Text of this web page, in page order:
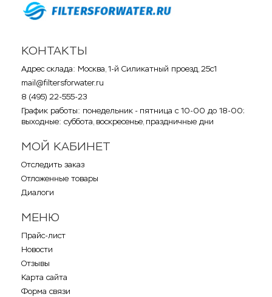
КОНТАКТЫ
Адрес склада: Москва, 1-й Силикатный проезд, 25с1
mail@filtersforwater.ru
8 (495) 22-555-23
График работы: понедельник - пятница с 10-00 до 18-00;
выходные: суббота, воскресенье, праздничные дни
МОЙ КАБИНЕТ
Отследить заказ
Отложенные товары
Диалоги
МЕНЮ
Прайс-лист
Новости
Отзывы
Карта сайта
Форма связи